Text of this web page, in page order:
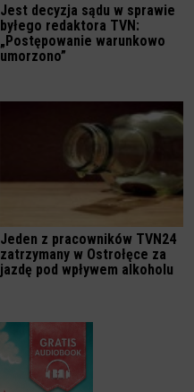
Jest decyzja sądu w sprawie
byłego redaktora TVN:
„Postępowanie warunkowo
umorzono”
Jeden z pracowników TVN24
zatrzymany w Ostrołęce za
jazdę pod wpływem alkoholu